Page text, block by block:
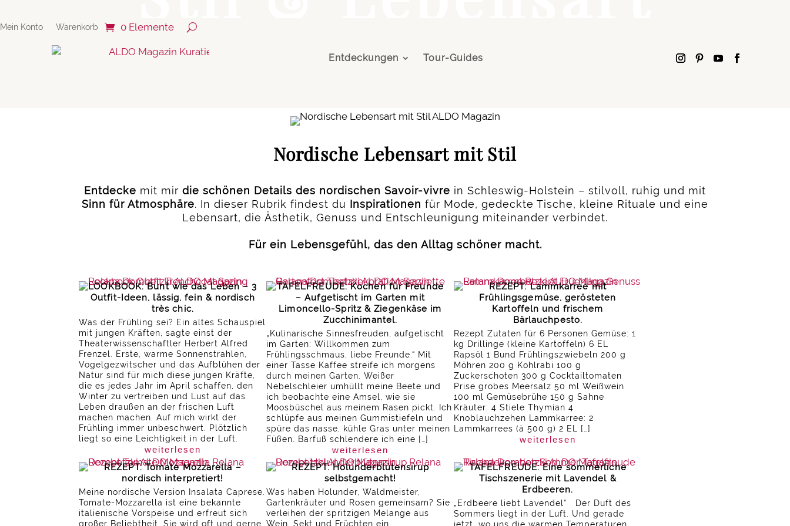
Mein Konto Warenkorb 0 Elemente
Entdeckungen Tour-Guides
Nordische Lebensart mit Stil
Entdecke mit mir die schönen Details des nordischen Savoir-vivre in Schleswig-Holstein – stilvoll, ruhig und mit
Sinn für Atmosphäre. In dieser Rubrik findest du Inspirationen für Mode, gedeckte Tische, kleine Rituale und eine
Lebensart, die Ästhetik, Genuss und Entschleunigung miteinander verbindet.
Für ein Lebensgefühl, das den Alltag schöner macht.
LOOKBOOK: Bunt wie das Leben – 3
Outfit-Ideen, lässig, fein & nordisch
très chic.
Was der Frühling sei? Ein altes Schauspiel
mit jungen Kräften, sagte einst der
Theaterwissenschaftler Herbert Alfred
Frenzel. Erste, warme Sonnenstrahlen,
Vogelgezwitscher und das Aufblühen der
Natur sind für mich diese jungen Kräfte,
die es jedes Jahr im April schaffen, den
Winter zu vertreiben und Lust auf das
Leben draußen an der frischen Luft
machen machen. Auf mich wirkt der
Frühling immer unbeschwert. Plötzlich
liegt so eine Leichtigkeit in der Luft.
weiterlesen
TAFELFREUDE: Kochen für Freunde
– Aufgetischt im Garten mit
Limoncello-Spritz & Ziegenkäse im
Zucchinimantel.
„Kulinarische Sinnesfreuden, aufgetischt
im Garten: Willkommen zum
Frühlingsschmaus, liebe Freunde.“ Mit
einer Tasse Kaffee streife ich morgens
durch meinen Garten. Weißer
Nebelschleier umhüllt meine Beete und
ich beobachte eine Amsel, wie sie
Moosbüschel aus meinem Rasen pickt. Ich
schlüpfe aus meinen Gummistiefeln und
spüre das nasse, kühle Gras unter meinen
Füßen. Barfuß schlendere ich eine […]
weiterlesen
REZEPT: Lammkarree mit
Frühlingsgemüse, gerösteten
Kartoffeln und frischem
Bärlauchpesto.
Rezept Zutaten für 6 Personen Gemüse: 1
kg Drillinge (kleine Kartoffeln) 6 EL
Rapsöl 1 Bund Frühlingszwiebeln 200 g
Möhren 200 g Kohlrabi 100 g
Zuckerschoten 300 g Cocktailtomaten
Prise grobes Meersalz 50 ml Weißwein
100 ml Gemüsebrühe 150 g Sahne
Kräuter: 4 Stiele Thymian 4
Knoblauchzehen Lammkarree: 2
Lammkarrees (à 500 g) 2 EL […]
weiterlesen
REZEPT: Tomate Mozzarella –
nordisch interpretiert!
Meine nordische Version Insalata Caprese.
Tomate-Mozzarella ist eine bekannte
italienische Vorspeise und erfreut sich
großer Beliebtheit. Sie wird oft und gerne
REZEPT: Holunderblütensirup
selbstgemacht!
Was haben Holunder, Waldmeister,
Gartenkräuter und Rosen gemeinsam? Sie
verleihen der spritzigen Melange aus
Wein, Sekt und Früchten ein
TAFELFREUDE: Eine sommerliche
Tischszenerie mit Lavendel &
Erdbeeren.
„Erdbeere liebt Lavendel“ Der Duft des
Sommers liegt in der Luft. Und gerade
jetzt, wo uns die warmen Temperaturen